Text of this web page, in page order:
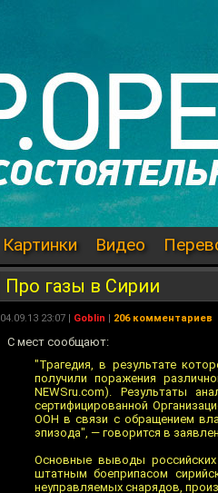
Картинки Видео
Про газы в Сирии
04.09.13 23:07 | Goblin | 206 комментариев
С мест сообщают:
"Трагедия, в результате
получили поражения
NEWSru.com). Результаты
сертифицированной
ООН в связи с обращением
эпизода", — говорится в
Основные выводы
штатным боеприпасом
неуправляемых снарядов,